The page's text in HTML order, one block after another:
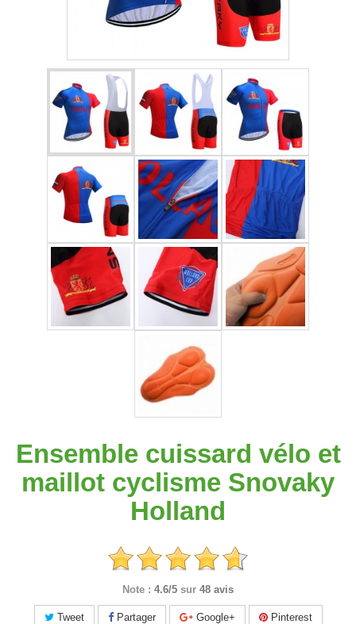
Ensemble cuissard vélo et
maillot cyclisme Snovaky
Holland
Note : 4.6/5 sur 48 avis
Tweet Partager Google+ Pinterest